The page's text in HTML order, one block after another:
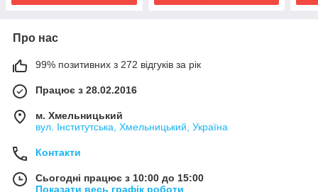
Про нас
99% позитивних з 272 відгуків за рік
Працює з 28.02.2016
м. Хмельницький
вул. Інститутська, Хмельницький, Україна
Контакти
Сьогодні працює з 10:00 до 15:00
Показати весь графік роботи